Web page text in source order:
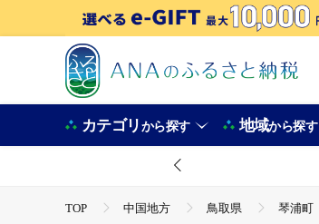
カテゴリから探す 地域から探す
TOP 中国地方 鳥取県 琴浦町